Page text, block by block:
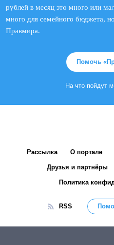
рублей в месяц это много или
много для семейного бюджета,
Правмира.
Помочь
На что пойдут
Рассылка О портале
Друзья и партнёры
Политика
RSS